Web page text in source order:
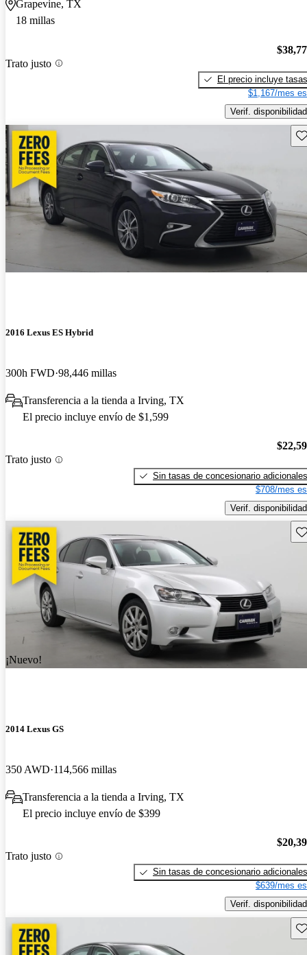
Grapevine, TX
18 millas
Trato justo
El precio incluye tasas
$1,167/mes
Verif. disponibilidad
2016 Lexus ES Hybrid
300h FWD 98,446 millas
Transferencia a la tienda a Irving, TX
El precio incluye envío de $1,599
Trato justo
Sin tasas de concesionario adicionales
$708/mes
Verif. disponibilidad
¡Nuevo!
2014 Lexus GS
350 AWD 114,566 millas
Transferencia a la tienda a Irving, TX
El precio incluye envío de $399
Trato justo
Sin tasas de concesionario adicionales
$639/mes
Verif. disponibilidad